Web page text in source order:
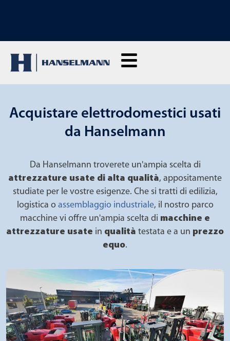
SCOPRI I NOSTRI CORSI DI FORMAZIONE: Clicca qui per richiedere
Acquistare elettrodomestici usati
da Hanselmann
Da Hanselmann troverete un'ampia scelta di
attrezzature usate di alta qualità, appositamente
studiate per le vostre esigenze. Che si tratti di edilizia,
logistica o assemblaggio industriale, il nostro parco
macchine vi offre un'ampia scelta di macchine e
attrezzature usate in qualità testata e a un prezzo
equo.